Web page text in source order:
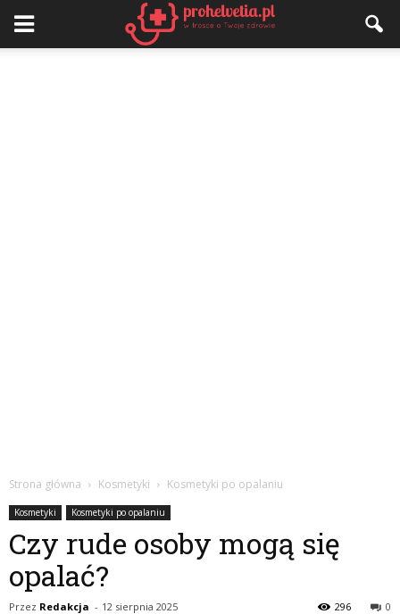
Strona główna Kosmetyki Kosmetyki po opalaniu
Kosmetyki Kosmetyki po opalaniu
Czy rude osoby mogą się
opalać?
Przez Redakcja - 12 sierpnia 2025 0
296